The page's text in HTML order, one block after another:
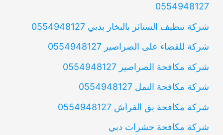
0554948127
شركة تنظيف الستائر بالبخار بدبي 0554948127
شركة للقضاء على الصراصير 0554948127
شركة مكافحة الصراصير 0554948127
شركة مكافحة النمل 0554948127
شركة مكافحة بق الفراش 0554948127
شركة مكافحة حشرات دبي